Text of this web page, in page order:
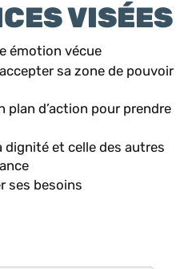
VISÉES
émotion vécue
sa zone de pouvoir
plan d’action pour prendre
dignité et celle des autres
ses besoins